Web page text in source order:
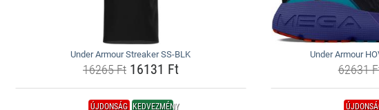
Under Armour Streaker SS-BLK
16265 Ft16131 Ft
Under Armour
62631
ÚJDONSÁG KEDVEZMÉNY